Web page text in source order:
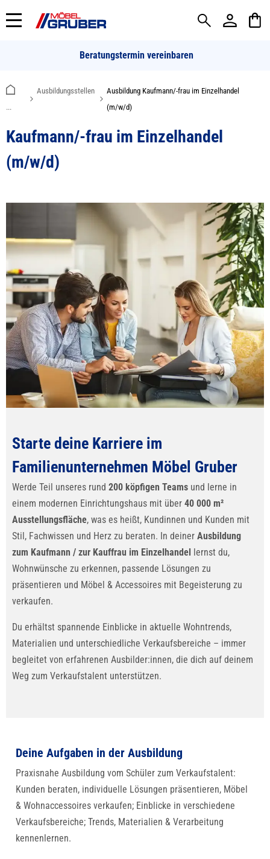
springen
Beratungstermin vereinbaren
...
Ausbildungsstellen
Ausbildung Kaufmann/-frau im Einzelhandel
(m/w/d)
Kaufmann/-frau im Einzelhandel
(m/w/d)
Starte deine Karriere im
Familienunternehmen Möbel Gruber
Werde Teil unseres rund 200 köpfigen Teams und lerne in
einem modernen Einrichtungshaus mit über 40 000 m²
Ausstellungsfläche, was es heißt, Kundinnen und Kunden mit
Stil, Fachwissen und Herz zu beraten. In deiner Ausbildung
zum Kaufmann / zur Kauffrau im Einzelhandel lernst du,
Wohnwünsche zu erkennen, passende Lösungen zu
präsentieren und Möbel & Accessoires mit Begeisterung zu
verkaufen.
Du erhältst spannende Einblicke in aktuelle Wohntrends,
Materialien und unterschiedliche Verkaufsbereiche – immer
begleitet von erfahrenen Ausbilder:innen, die dich auf deinem
Weg zum Verkaufstalent unterstützen.
Deine Aufgaben in der Ausbildung
Praxisnahe Ausbildung vom Schüler zum Verkaufstalent:
Kunden beraten, individuelle Lösungen präsentieren, Möbel
& Wohnaccessoires verkaufen; Einblicke in verschiedene
Verkaufsbereiche; Trends, Materialien & Verarbeitung
kennenlernen.